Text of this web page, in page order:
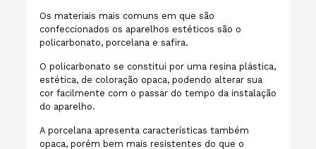
Os materiais mais comuns em que são
confeccionados os aparelhos estéticos são o
policarbonato, porcelana e safira.
O policarbonato se constitui por uma resina plástica,
estética, de coloração opaca, podendo alterar sua
cor facilmente com o passar do tempo da instalação
do aparelho.
A porcelana apresenta características também
opaca, porém bem mais resistentes do que o